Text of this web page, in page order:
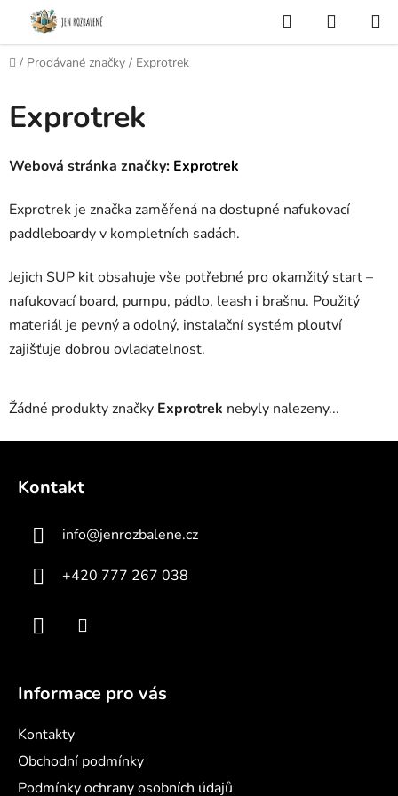
Přejít
obsah
Hledat
KOŠÍK
Domů
/ Prodávané značky / Exprotrek
Exprotrek
Webová stránka značky: Exprotrek
Exprotrek je značka zaměřená na dostupné nafukovací
paddleboardy v kompletních sadách.
Jejich SUP kit obsahuje vše potřebné pro okamžitý start –
nafukovací board, pumpu, pádlo, leash i brašnu. Použitý
materiál je pevný a odolný, instalační systém ploutví
zajišťuje dobrou ovladatelnost.
Žádné produkty značky Exprotrek nebyly nalezeny...
Kontakt
info@jenrozbalene.cz
+420 777 267 038
Informace pro vás
Kontakty
Obchodní podmínky
Podmínky ochrany osobních údajů